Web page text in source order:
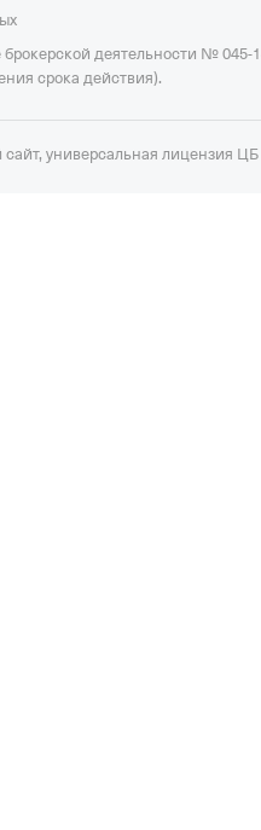
деятельности №
срока действия).
универсальная лицензия